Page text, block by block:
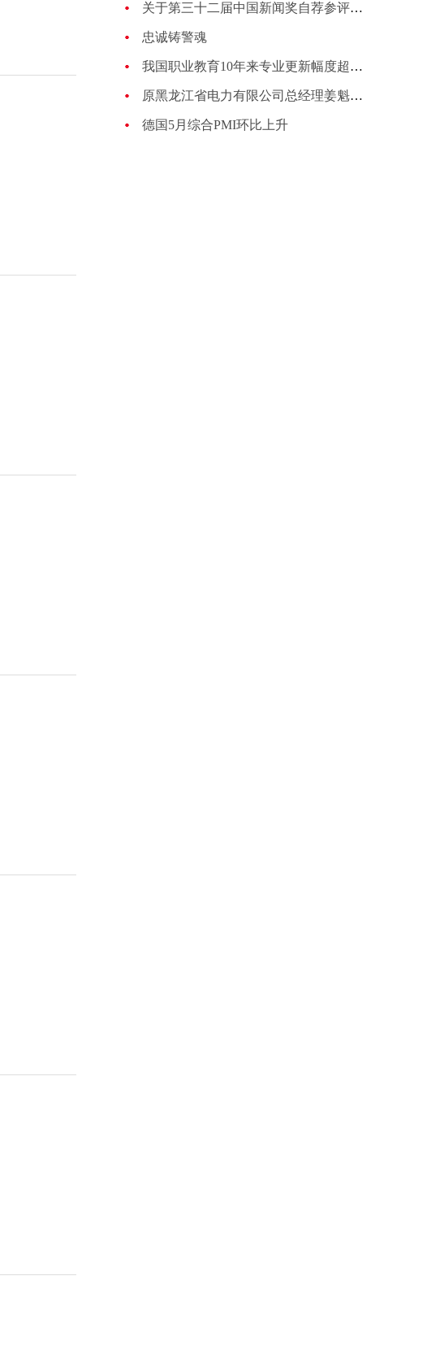
关于第三十二届中国新闻奖自荐参评作品的公示
忠诚铸警魂
我国职业教育10年来专业更新幅度超过70%
原黑龙江省电力有限公司总经理姜魁接受纪律审查和监察调查
德国5月综合PMI环比上升